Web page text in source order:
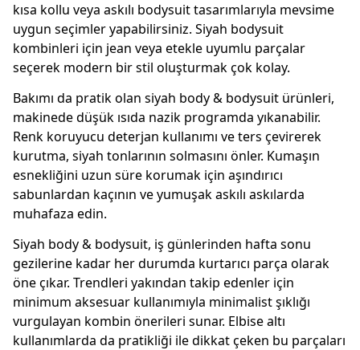
kısa kollu veya askılı bodysuit tasarımlarıyla mevsime
uygun seçimler yapabilirsiniz. Siyah bodysuit
kombinleri için jean veya etekle uyumlu parçalar
seçerek modern bir stil oluşturmak çok kolay.
Bakımı da pratik olan siyah body & bodysuit ürünleri,
makinede düşük ısıda nazik programda yıkanabilir.
Renk koruyucu deterjan kullanımı ve ters çevirerek
kurutma, siyah tonlarının solmasını önler. Kumaşın
esnekliğini uzun süre korumak için aşındırıcı
sabunlardan kaçının ve yumuşak askılı askılarda
muhafaza edin.
Siyah body & bodysuit, iş günlerinden hafta sonu
gezilerine kadar her durumda kurtarıcı parça olarak
öne çıkar. Trendleri yakından takip edenler için
minimum aksesuar kullanımıyla minimalist şıklığı
vurgulayan kombin önerileri sunar. Elbise altı
kullanımlarda da pratikliği ile dikkat çeken bu parçaları